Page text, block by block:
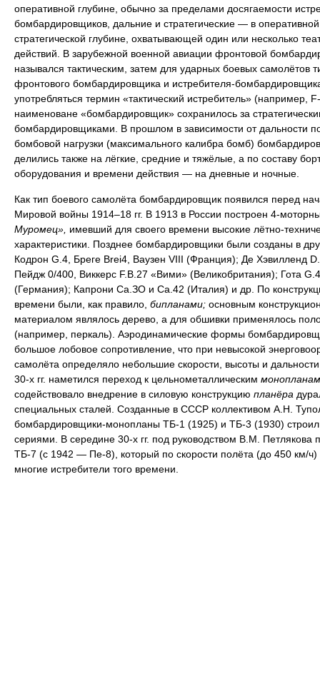
оперативной глубине, обычно за пределами досягаемости
бомбардировщиков, дальние и стратегические — в
стратегической глубине, охватывающей один или несколько
действий. В зарубежной военной авиации фронтовой
назывался тактическим, затем для ударных боевых самолётов
фронтового бомбардировщика и истребителя-
употребляться термин «тактический истребитель» (например,
наименоване «бомбардировщик» сохранилось за
бомбардировщиками. В прошлом в зависимости от дальности
бомбовой нагрузки (максимального калибра бомб)
делились также на лёгкие, средние и тяжёлые, а по составу
оборудования и времени действия — на дневные и ночные.
Как тип боевого самолёта бомбардировщик появился перед
Мировой войны 1914–18 гг. В 1913 в России построен 4-
Муромец», имевший для своего времени высокие лётно-
характеристики. Позднее бомбардировщики были созданы в
Кодрон G.4, Бреге Brei4, Ваузен VIII (Франция); Де Хэвилленд
Пейдж 0/400, Виккерс F.B.27 «Вими» (Великобритания); Гота
(Германия); Капрони Са.ЗО и Са.42 (Италия) и др. По
времени были, как правило, бипланами; основным
материалом являлось дерево, а для обшивки применялось
(например, перкаль). Аэродинамические формы
большое лобовое сопротивление, что при невысокой
самолёта определяло небольшие скорости, высоты и
30-х гг. наметился переход к цельнометаллическим
содействовало внедрение в силовую конструкцию планёра
специальных сталей. Созданные в СССР коллективом А.Н.
бомбардировщики-монопланы ТБ-1 (1925) и ТБ-3 (1930)
сериями. В середине 30-х гг. под руководством В.М. Петлякова
ТБ-7 (с 1942 — Пе-8), который по скорости полёта (до 450 км/ч)
многие истребители того времени.